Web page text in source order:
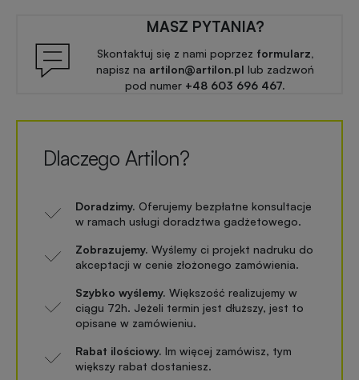
MASZ PYTANIA?
Skontaktuj się z nami poprzez formularz,
napisz na artilon@artilon.pl lub zadzwoń
pod numer +48 603 696 467.
Dlaczego Artilon?
Doradzimy. Oferujemy bezpłatne konsultacje
w ramach usługi doradztwa gadżetowego.
Zobrazujemy. Wyślemy ci projekt nadruku do
akceptacji w cenie złożonego zamówienia.
Szybko wyślemy. Większość realizujemy w
ciągu 72h. Jeżeli termin jest dłuższy, jest to
opisane w zamówieniu.
Rabat ilościowy. Im więcej zamówisz, tym
większy rabat dostaniesz.